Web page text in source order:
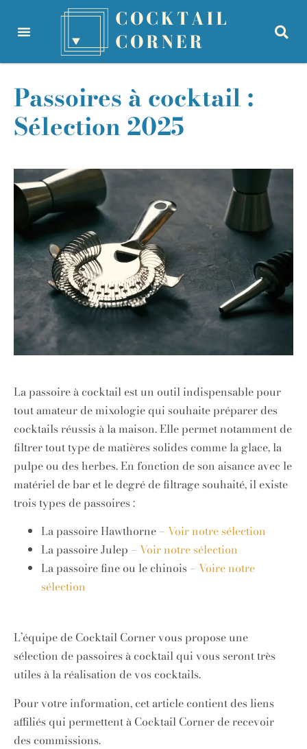
Passoires à cocktail :
Sélection 2025
La passoire à cocktail est un outil indispensable pour
tout amateur de mixologie qui souhaite préparer des
cocktails réussis à la maison. Elle permet notamment de
filtrer tout type de matières solides comme la glace, la
pulpe ou des herbes. En fonction de son aisance avec le
matériel de bar et le degré de filtrage souhaité, il existe
trois types de passoires :
La passoire Hawthorne – Voir notre sélection
La passoire Julep – Voir notre sélection
La passoire fine ou le chinois – Voire notre
sélection
L’équipe de Cocktail Corner vous propose une
sélection de passoires à cocktail qui vous seront très
utiles à la réalisation de vos cocktails.
Pour votre information, cet article contient des liens
affiliés qui permettent à Cocktail Corner de recevoir
des commissions.